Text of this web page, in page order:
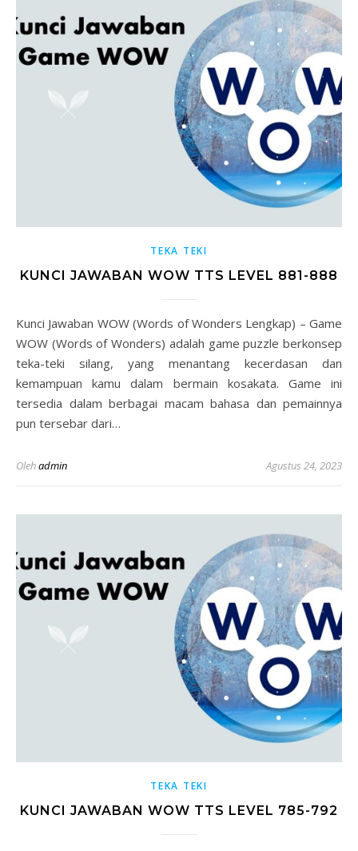
TEKA TEKI
KUNCI JAWABAN WOW TTS LEVEL 881-888
Kunci Jawaban WOW (Words of Wonders Lengkap) – Game
WOW (Words of Wonders) adalah game puzzle berkonsep
teka-teki silang, yang menantang kecerdasan dan
kemampuan kamu dalam bermain kosakata. Game ini
tersedia dalam berbagai macam bahasa dan pemainnya
pun tersebar dari…
Olehadmin Agustus 24, 2023
TEKA TEKI
KUNCI JAWABAN WOW TTS LEVEL 785-792